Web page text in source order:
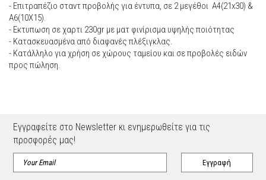
- Επιτραπέζιο σταντ προβολής για έντυπα, σε 2 μεγέθοι Α4(21x30) &
A6(10Χ15).
- Εκτυπωση σε χαρτι 230gr με ματ φινίρισμα υψηλής ποιότητας
- Κατασκευασμένα από διαφανές πλέξιγκλας.
- Κατάλληλο για χρήση σε χώρους ταμείου και σε προβολές ειδών
προς πώληση.
Εγγραφείτε στο Newsletter κι ενημερωθείτε για τις
προσφορές μας!